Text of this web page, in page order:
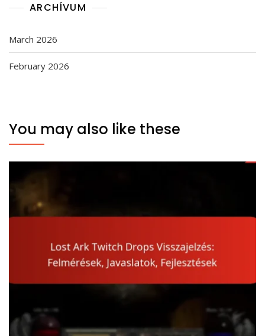
ARCHÍVUM
March 2026
February 2026
You may also like these